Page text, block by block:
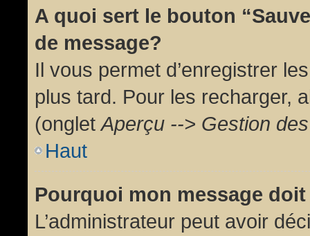
A quoi sert le bouton
de message?
Il vous permet d’enregistrer
plus tard. Pour les recharger,
(ongletAperçu --> Gestion
Haut
Pourquoi mon message
L’administrateur peut avoir